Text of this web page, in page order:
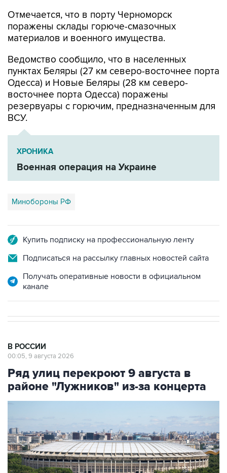
Отмечается, что в порту Черноморск
поражены склады горюче-смазочных
материалов и военного имущества.
Ведомство сообщило, что в населенных
пунктах Беляры (27 км северо-восточнее порта
Одесса) и Новые Беляры (28 км северо-
восточнее порта Одесса) поражены
резервуары с горючим, предназначенным для
ВСУ.
ХРОНИКА
Военная операция на Украине
Минобороны РФ
Купить подписку на профессиональную ленту
Подписаться на рассылку главных новостей сайта
Получать оперативные новости в официальном
канале
В РОССИИ
00:05, 9 августа 2026
Ряд улиц перекроют 9 августа в
районе "Лужников" из-за концерта